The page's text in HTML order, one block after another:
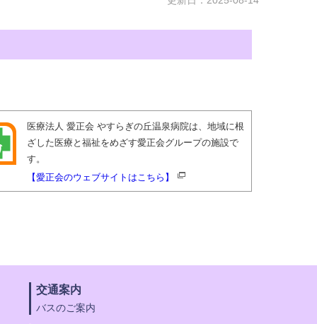
医療法人 愛正会 やすらぎの丘温泉病院は、地域に根
ざした医療と福祉をめざす愛正会グループの施設で
す。
【愛正会のウェブサイトはこちら】
交通案内
バスのご案内